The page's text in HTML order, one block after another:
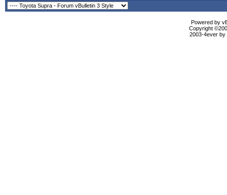
Powered by
Copyright
2003-4ever by